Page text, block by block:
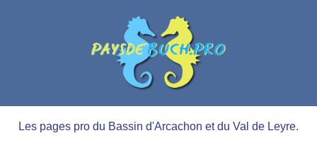
Les pages pro du Bassin d'Arcachon et du Val de Leyre.